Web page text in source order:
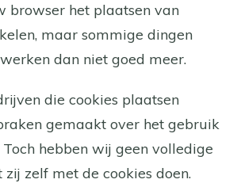
browser het plaatsen van
maar sommige dingen
dan niet goed meer.
die cookies plaatsen
gemaakt over het gebruik
hebben wij geen volledige
zelf met de cookies doen.